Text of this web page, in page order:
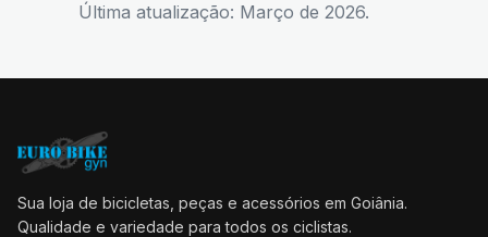
Última atualização: Março de 2026.
Sua loja de bicicletas, peças e acessórios em Goiânia.
Qualidade e variedade para todos os ciclistas.